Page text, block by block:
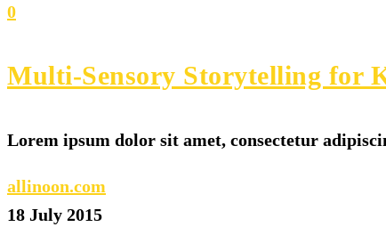
0
Multi-Sensory Storytelling for
Lorem ipsum dolor sit amet, consectetur
allinoon.com
18 July 2015